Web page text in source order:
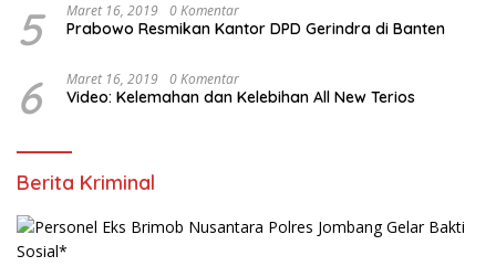
5 Maret 16, 2019 0 Komentar
Prabowo Resmikan Kantor DPD Gerindra di Banten
6 Maret 16, 2019 0 Komentar
Video: Kelemahan dan Kelebihan All New Terios
Berita Kriminal